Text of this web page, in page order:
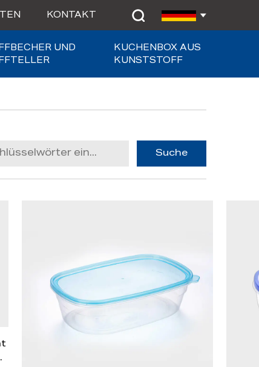
KONTAKT
UND
KUCHENBOX AUS
KUNSTSTOFF